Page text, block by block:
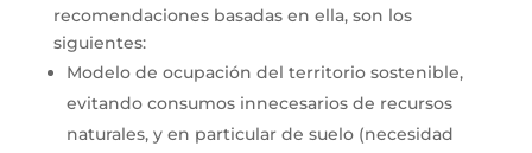
recomendaciones basadas en ella, son los
siguientes:
Modelo de ocupación del territorio sostenible,
evitando consumos innecesarios de recursos
naturales, y en particular de suelo (necesidad